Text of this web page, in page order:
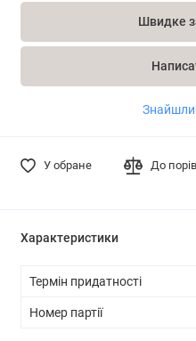
Швидке
У обране До
Характеристики
Термін придатності
Номер партії